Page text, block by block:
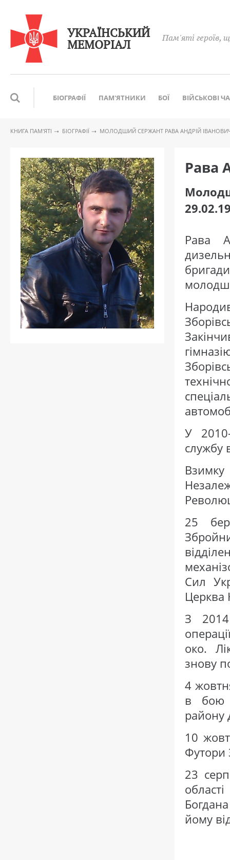
УКРАЇНСЬКИЙ
МЕМОРІАЛ Пам'яті героїв,
БІОГРАФІЇ ПАМ'ЯТНИКИ БОЇ ВІЙСЬКОВІ
КНИГА ПАМ′ЯТІ БІОГРАФІЇ МОЛОДШИЙ СЕРЖАНТ РАВА АНДРІЙ
Рава
Рава
У
службу
25
Сил
Церква
З 2014
око.
знову
4
в бою
району
10
Футори
23
йому